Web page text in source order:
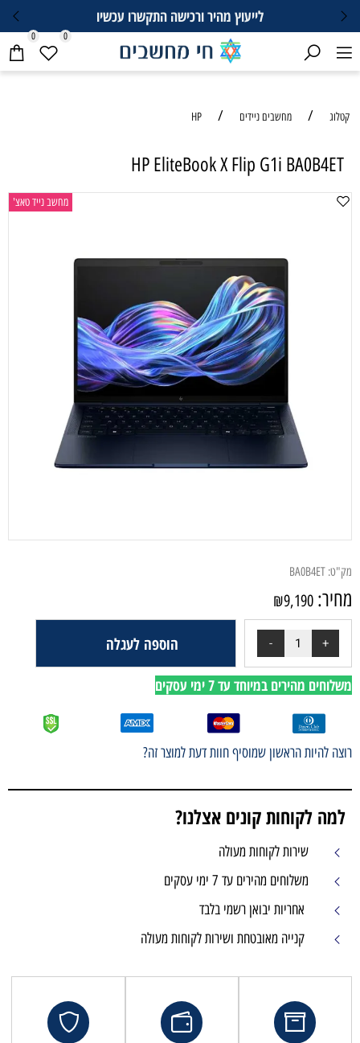
לייעוץ מהיר ורכישה התקשרו עכשיו
0 0
קטלוג / מחשבים ניידים /
HP
HP EliteBook X Flip G1i BA0B4ET
מחשב נייד טאצ'
מק"ט: BA0B4ET
מחיר: ₪9,190
הוספה לעגלה
משלוחים מהירים במיוחד עד 7 ימי עסקים
רוצה להיות הראשון שמוסיף חוות דעת למוצר זה?
למה לקוחות קונים אצלנו?
שירות לקוחות מעולה
משלוחים מהירים עד 7 ימי עסקים
אחריות יבואן רשמי בלבד
קנייה מאובטחת ושירות לקוחות מעולה